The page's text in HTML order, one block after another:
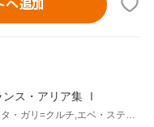
へ追加
ス・アリア集 Ⅰ